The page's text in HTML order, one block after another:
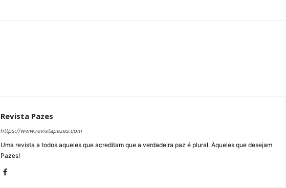
Revista Pazes
https://www.revistapazes.com
Uma revista a todos aqueles que acreditam que a verdadeira paz é plural. Àqueles que desejam
Pazes!